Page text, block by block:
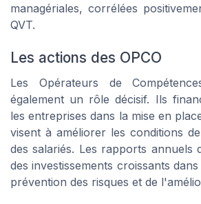
managériales, corrélées
QVT.
Les actions des OPCO
Les Opérateurs de
également un rôle décisif. Ils
les entreprises dans la mise en
visent à améliorer les conditions
des salariés. Les rapports annuels
des investissements croissants
prévention des risques et de